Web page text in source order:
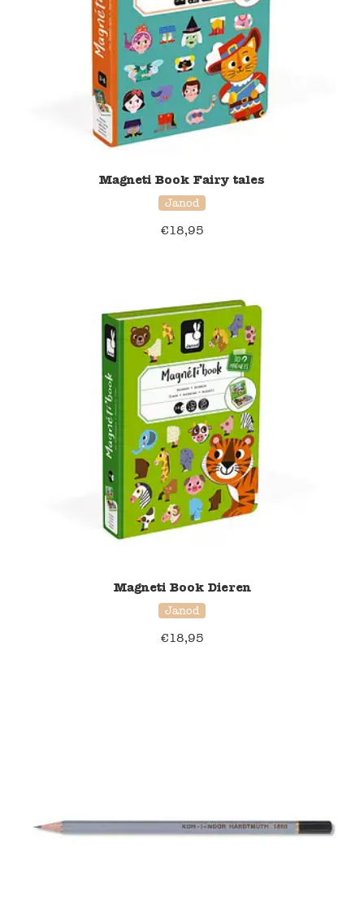
Magneti Book Fairy tales
Janod
€18,95
Magneti Book Dieren
Janod
€18,95